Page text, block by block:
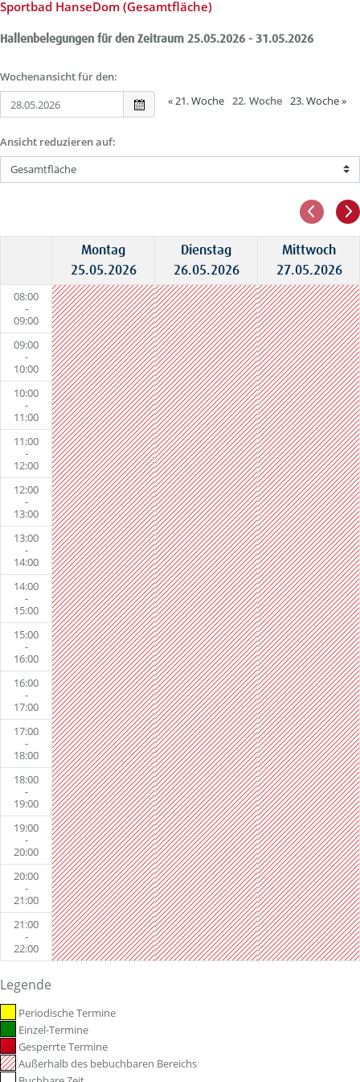
Sportbad HanseDom (Gesamtfläche)
Hallenbelegungen für den Zeitraum 25.05.2026 - 31.05.2026
Wochenansicht für den:
«21. Woche 22. Woche 23. Woche»
Ansicht reduzieren auf:
08:00
-
09:00
09:00
-
10:00
10:00
-
11:00
11:00
-
12:00
12:00
-
13:00
13:00
-
14:00
14:00
-
15:00
15:00
-
16:00
16:00
-
17:00
17:00
-
18:00
18:00
-
19:00
19:00
-
20:00
20:00
-
21:00
21:00
-
22:00
Montag
25.05.2026
Dienstag
26.05.2026
Mittwoch
27.05.2026
Legende
Periodische Termine
Einzel-Termine
Gesperrte Termine
Außerhalb des bebuchbaren Bereichs